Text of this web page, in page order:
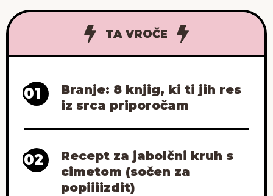
opazim vsakič, ko z roko sežem skozenj,
TA VROČE
01
Branje: 8 knjig, ki ti jih res
iz srca priporočam
02
Recept za jabolčni kruh s
cimetom (sočen za
popiiiizdit)